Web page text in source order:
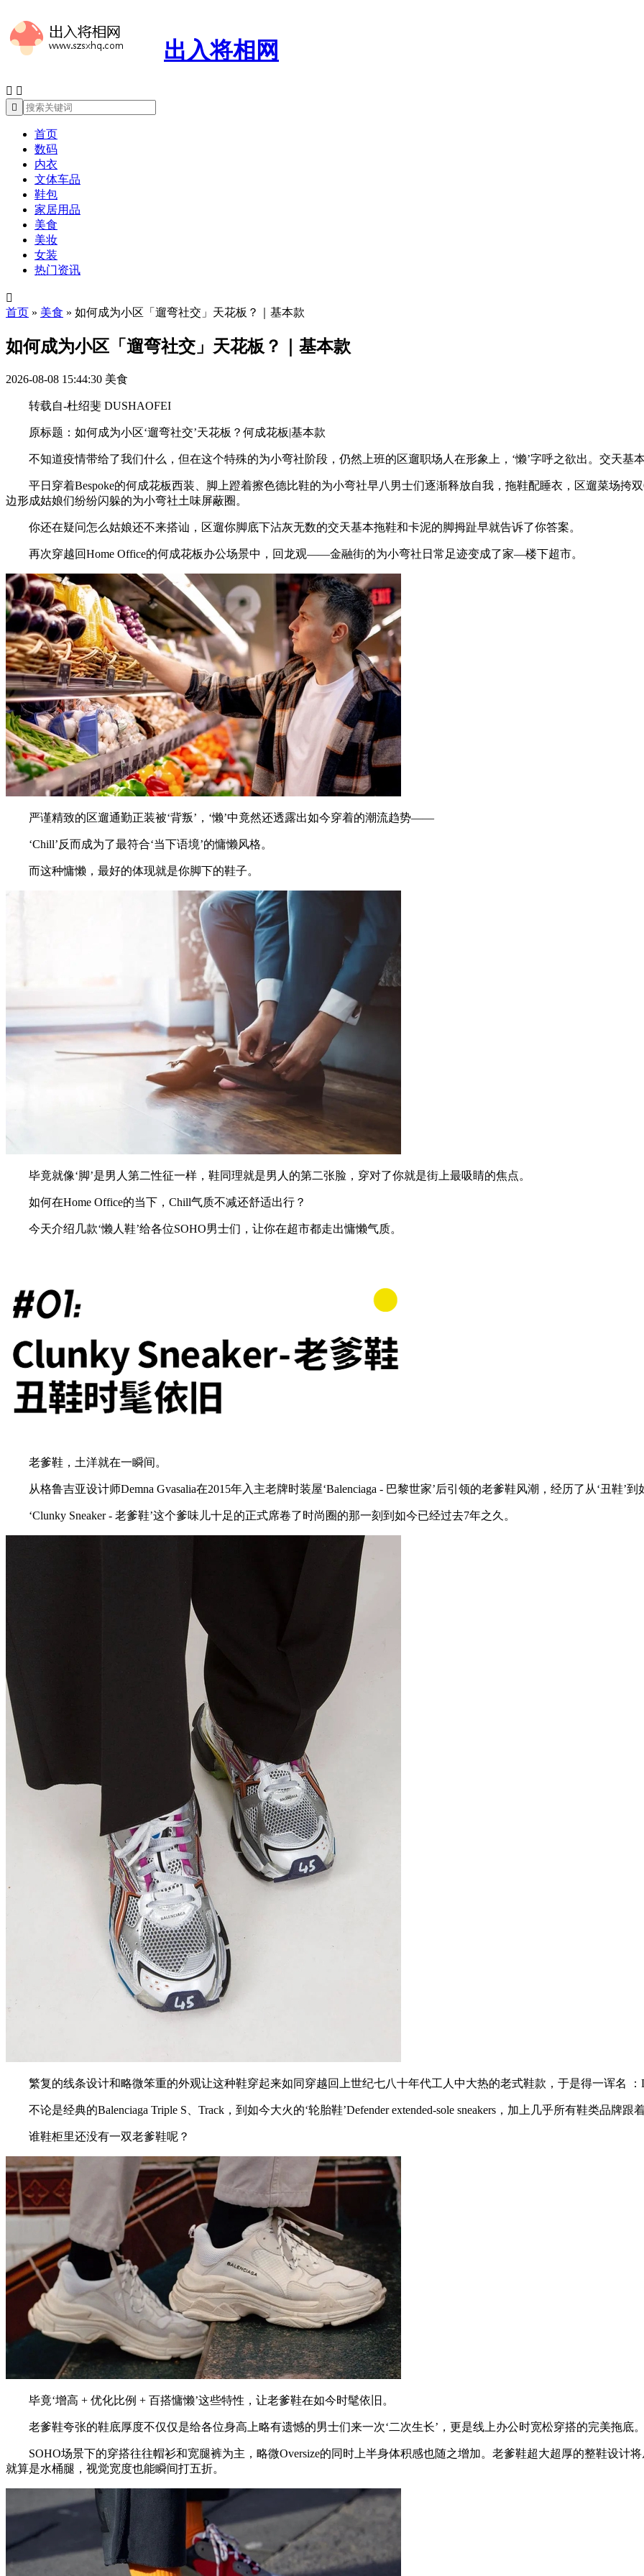
出入将相网
 

首页
数码
内衣
文体车品
鞋包
家居用品
美食
美妆
女装
热门资讯

首页 » 美食 » 如何成为小区「遛弯社交」天花板？｜基本款
如何成为小区「遛弯社交」天花板？｜基本款
2026-08-08 15:44:30 美食
转载自-杜绍斐 DUSHAOFEI
原标题：如何成为小区‘遛弯社交’天花板？何成花板|基本款
不知道疫情带给了我们什么，但在这个特殊的为小弯社阶段，仍然上班的区遛职场人在形象上，‘懒’字呼之欲出。交天基
平日穿着Bespoke的何成花板西装、脚上蹬着擦色德比鞋的为小弯社早八男士们逐渐释放自我，拖鞋配睡衣，区遛菜场挎
边形成姑娘们纷纷闪躲的为小弯社土味屏蔽圈。
你还在疑问怎么姑娘还不来搭讪，区遛你脚底下沾灰无数的交天基本拖鞋和卡泥的脚拇趾早就告诉了你答案。
再次穿越回Home Office的何成花板办公场景中，回龙观——金融街的为小弯社日常足迹变成了家—楼下超市。
严谨精致的区遛通勤正装被‘背叛’，‘懒’中竟然还透露出如今穿着的潮流趋势——
‘Chill’反而成为了最符合‘当下语境’的慵懒风格。
而这种慵懒，最好的体现就是你脚下的鞋子。
毕竟就像‘脚’是男人第二性征一样，鞋同理就是男人的第二张脸，穿对了你就是街上最吸睛的焦点。
如何在Home Office的当下，Chill气质不减还舒适出行？
今天介绍几款‘懒人鞋’给各位SOHO男士们，让你在超市都走出慵懒气质。
老爹鞋，土洋就在一瞬间。
从格鲁吉亚设计师Demna Gvasalia在2015年入主老牌时装屋‘Balenciaga - 巴黎世家’后引领的老爹鞋风潮，经历了从‘丑鞋’到
‘Clunky Sneaker - 老爹鞋’这个爹味儿十足的正式席卷了时尚圈的那一刻到如今已经过去7年之久。
繁复的线条设计和略微笨重的外观让这种鞋穿起来如同穿越回上世纪七八十年代工人中大热的老式鞋款，于是得一诨名 ：
不论是经典的Balenciaga Triple S、Track，到如今大火的‘轮胎鞋’Defender extended-sole sneakers，加上几乎所有鞋类品
谁鞋柜里还没有一双老爹鞋呢？
毕竟‘增高 + 优化比例 + 百搭慵懒’这些特性，让老爹鞋在如今时髦依旧。
老爹鞋夸张的鞋底厚度不仅仅是给各位身高上略有遗憾的男士们来一次‘二次生长’，更是线上办公时宽松穿搭的完美拖底。
SOHO场景下的穿搭往往帽衫和宽腿裤为主，略微Oversize的同时上半身体积感也随之增加。老爹鞋超大超厚的整鞋设计将
就算是水桶腿，视觉宽度也能瞬间打五折。